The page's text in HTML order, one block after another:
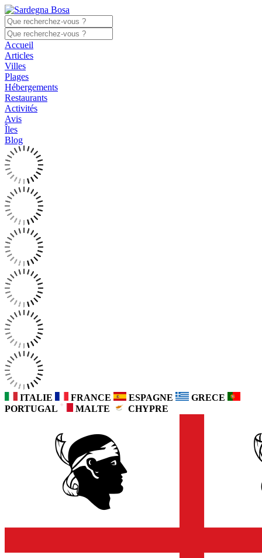
Accueil
Articles
Villes
Plages
Hébergements
Restaurants
Activités
Avis
Îles
Blog
ITALIE FRANCE ESPAGNE
GRECE
PORTUGAL
MALTE CHYPRE